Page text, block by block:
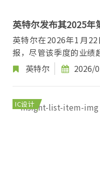
英特尔发布其2025年
英特尔在2026年1月
报，尽管该季度的业绩
英特尔 2026/
IC设计